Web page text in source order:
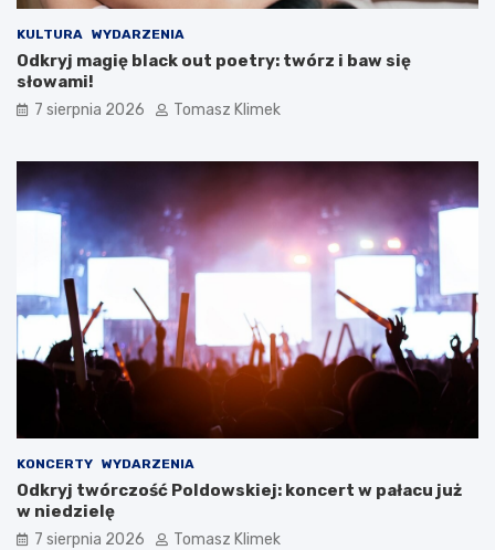
KULTURA WYDARZENIA
Odkryj magię black out poetry: twórz i baw się
słowami!
7 sierpnia 2026 Tomasz Klimek
KONCERTY WYDARZENIA
Odkryj twórczość Poldowskiej: koncert w pałacu już
w niedzielę
7 sierpnia 2026 Tomasz Klimek